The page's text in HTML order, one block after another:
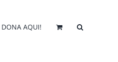
DONA AQUI!